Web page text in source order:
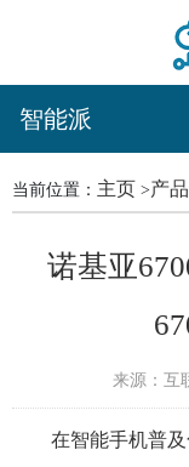
智能派
当前位置： 主页 >产
诺基亚
来源：互
在智能手机普